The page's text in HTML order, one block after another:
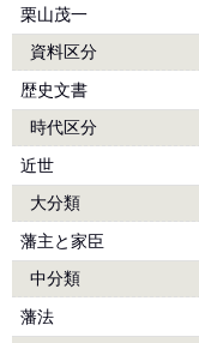
栗山茂一
資料区分
歴史文書
時代区分
近世
大分類
藩主と家臣
中分類
藩法